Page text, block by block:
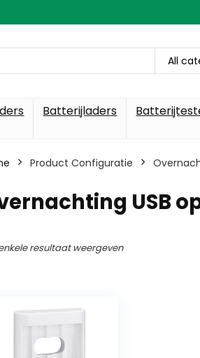
All
Batterijladers
Product Configuratie
USB
resultaat weergeven